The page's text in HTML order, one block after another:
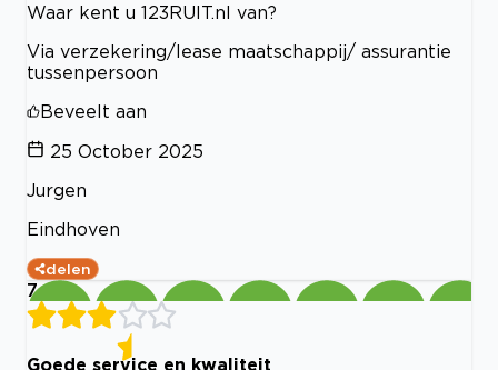
Waar kent u 123RUIT.nl van?
Via verzekering/lease maatschappij/ assurantie
tussenpersoon
Beveelt aan
25 October 2025
Jurgen
Eindhoven
delen
7
Goede service en kwaliteit